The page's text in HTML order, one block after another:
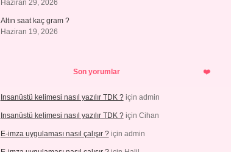
Haziran 29, 2026
Altın saat kaç gram ?
Haziran 19, 2026
Son yorumlar
Insanüstü kelimesi nasıl yazılır TDK ?için admin
Insanüstü kelimesi nasıl yazılır TDK ?için Cihan
E-imza uygulaması nasıl çalışır ?için admin